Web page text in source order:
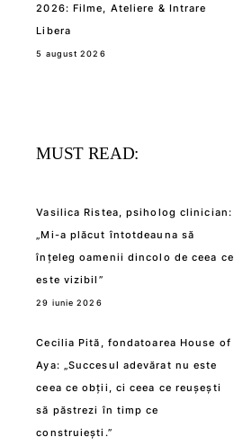
2026: Filme, Ateliere & Intrare
Libera
5 august 2026
MUST READ:
Vasilica Ristea, psiholog clinician:
„Mi-a plăcut întotdeauna să
înțeleg oamenii dincolo de ceea ce
este vizibil”
29 iunie 2026
Cecilia Pită, fondatoarea House of
Aya: „Succesul adevărat nu este
ceea ce obții, ci ceea ce reușești
să păstrezi în timp ce
construiești.”